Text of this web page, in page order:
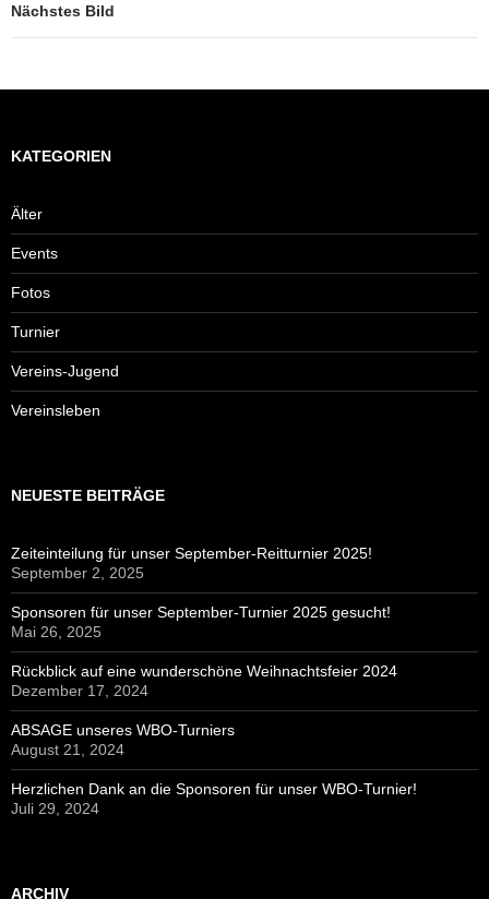
Nächstes Bild
KATEGORIEN
Älter
Events
Fotos
Turnier
Vereins-Jugend
Vereinsleben
NEUESTE BEITRÄGE
Zeiteinteilung für unser September-Reitturnier 2025!
September 2, 2025
Sponsoren für unser September-Turnier 2025 gesucht!
Mai 26, 2025
Rückblick auf eine wunderschöne Weihnachtsfeier 2024
Dezember 17, 2024
ABSAGE unseres WBO-Turniers
August 21, 2024
Herzlichen Dank an die Sponsoren für unser WBO-Turnier!
Juli 29, 2024
ARCHIV